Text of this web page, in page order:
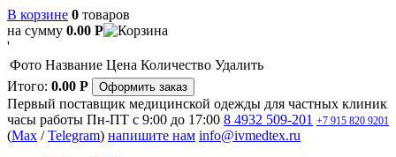
В корзине 0 товаров
на сумму 0.00 Р
'
Фото Название Цена Количество Удалить
Итого: 0.00 Р Оформить заказ
Первый поставщик медицинской одежды для частных клиник
часы работы Пн-ПТ с 9:00 до 17:00 8 4932 509-201 +7 915 820 9201
(Max /Telegram) напишите нам info@ivmedtex.ru